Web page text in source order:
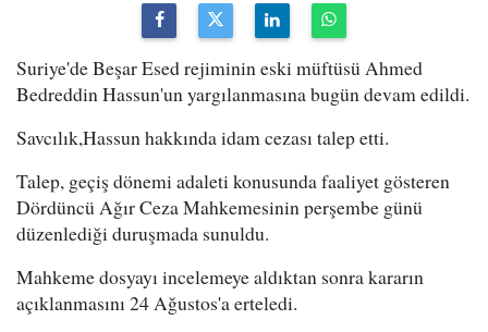
Suriye'de Beşar Esed rejiminin eski müftüsü Ahmed
Bedreddin Hassun'un yargılanmasına bugün devam edildi.
Savcılık,Hassun hakkında idam cezası talep etti.
Talep, geçiş dönemi adaleti konusunda faaliyet gösteren
Dördüncü Ağır Ceza Mahkemesinin perşembe günü
düzenlediği duruşmada sunuldu.
Mahkeme dosyayı incelemeye aldıktan sonra kararın
açıklanmasını 24 Ağustos'a erteledi.